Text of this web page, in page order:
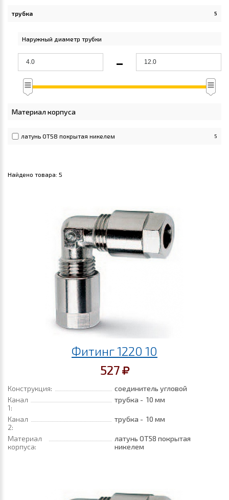
трубка 5
Apply трубка filter
Наружный диаметр трубки
-
Материал корпуса
латунь ОТ58 покрытая никелем 5
Найдено товара: 5
Фитинг 1220 10
527
Конструкция:
соединитель угловой
Канал
1:
трубка - 10 мм
Канал
2:
трубка - 10 мм
Материал
корпуса:
латунь ОТ58 покрытая
никелем